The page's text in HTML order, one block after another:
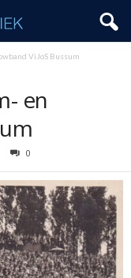
ViJoS Bussum
en
0